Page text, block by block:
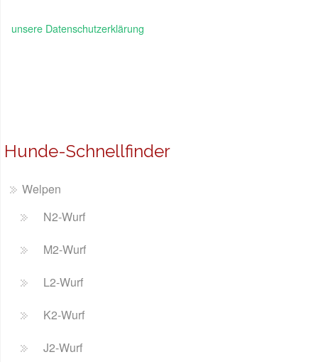
unsere Datenschutzerklärung
Hunde-Schnellfinder
Welpen
N2-Wurf
M2-Wurf
L2-Wurf
K2-Wurf
J2-Wurf